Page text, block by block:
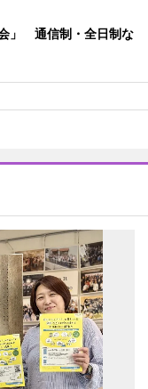
」 通信制・全日制な